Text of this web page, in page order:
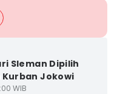
Sleman Dipilih
Kurban Jokowi
WIB